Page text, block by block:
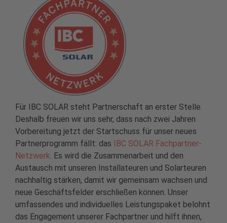
Für IBC SOLAR steht Partnerschaft an erster Stelle.
Deshalb freuen wir uns sehr, dass nach zwei Jahren
Vorbereitung jetzt der Startschuss für unser neues
Partnerprogramm fällt: das IBC SOLAR Fachpartner-
Netzwerk . Es wird die Zusammenarbeit und den
Austausch mit unseren Installateuren und Solarteuren
nachhaltig stärken, damit wir gemeinsam wachsen und
neue Geschäftsfelder erschließen können. Unser
umfassendes und individuelles Leistungspaket belohnt
das Engagement unserer Fachpartner und hilft ihnen,